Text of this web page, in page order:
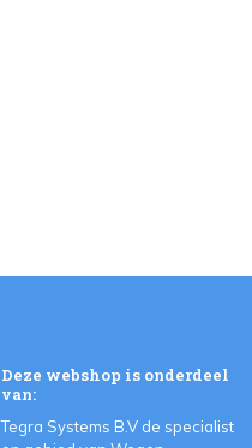
Deze webshop is onderdeel
van:
Tegra Systems B.V de specialist